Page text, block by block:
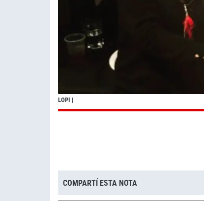
LOPI |
COMPARTÍ ESTA NOTA